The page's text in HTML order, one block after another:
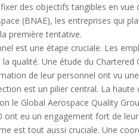
des objectifs tangibles en
(BNAE), les entreprises
première tentative.
est une étape cruciale. Les
qualité. Une étude du
de leur personnel ont vu
est un pilier central. La
le Global Aerospace Quality
ont eu un engagement fort de
est tout aussi cruciale. Une